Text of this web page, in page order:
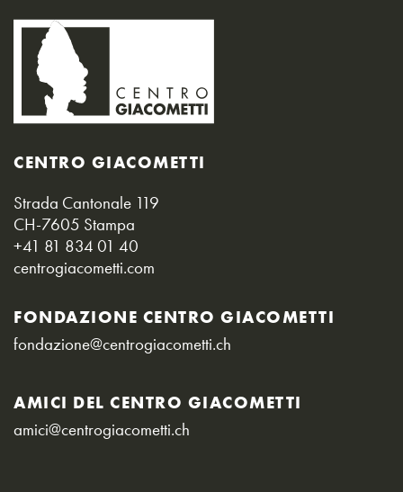
CENTRO GIACOMETTI
Strada Cantonale 119
CH-7605 Stampa
+41 81 834 01 40
centrogiacometti.com
FONDAZIONE CENTRO GIACOMETTI
fondazione@centrogiacometti.ch
AMICI DEL CENTRO GIACOMETTI
amici@centrogiacometti.ch